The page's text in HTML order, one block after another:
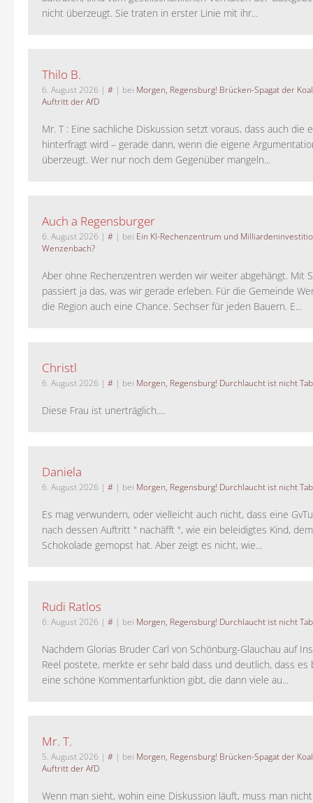
nicht überzeugt. Sie traten in erster Linie mit ihr...
Thilo B.
6. August 2026 | # | bei Morgen, Regensburg! Brücken-Spagat der
Auftritt der AfD
Mr. T : Eine sachliche Diskussion setzt voraus, dass auch die
hinterfragt wird – gerade dann, wenn die eigene
überzeugt. Wer nur noch dem Gegenüber mangeln...
Auch a Regensburger
6. August 2026 | # | bei Ein KI-Rechenzentrum und
Wenzenbach?
Aber ohne Rechenzentren werden wir weiter abgehängt. Mit
passiert ja das, was wir gerade erleben. Für die Gemeinde
die Region auch eine Chance. Sechser für jeden Bauern. E...
Christl
6. August 2026 | # | bei Morgen, Regensburg! Durchlaucht ist nicht
Diese Frau ist unerträglich....
Daniela
6. August 2026 | # | bei Morgen, Regensburg! Durchlaucht ist nicht
Es mag verwundern, oder vielleicht auch nicht, dass eine
nach dessen Auftritt " nachäfft ", wie ein beleidigtes Kind,
Schokolade gemopst hat. Aber zeigt es nicht, wie...
Rudi Ratlos
6. August 2026 | # | bei Morgen, Regensburg! Durchlaucht ist nicht
Nachdem Glorias Bruder Carl von Schönburg-Glauchau auf
Reel postete, merkte er sehr bald dass und deutlich, dass es
eine schöne Kommentarfunktion gibt, die dann viele au...
Mr. T.
5. August 2026 | # | bei Morgen, Regensburg! Brücken-Spagat der
Auftritt der AfD
Wenn man sieht, wohin eine Diskussion läuft, muss man